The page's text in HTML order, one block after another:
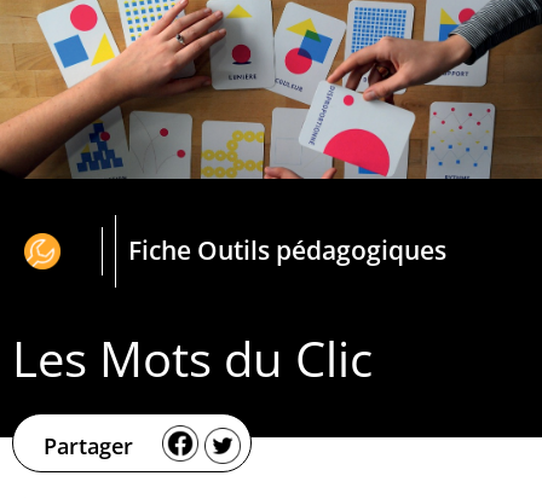
Fiche Outils pédagogiques
Les Mots du Clic
Partager